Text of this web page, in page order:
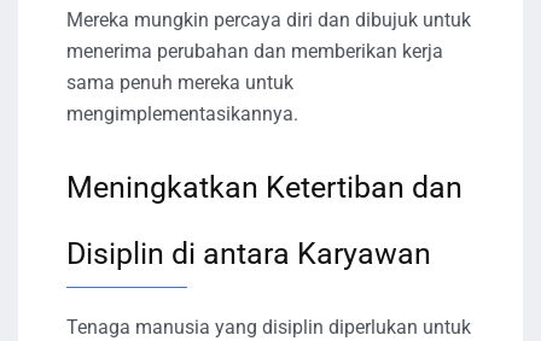
Mereka mungkin percaya diri dan dibujuk untuk
menerima perubahan dan memberikan kerja
sama penuh mereka untuk
mengimplementasikannya.
Meningkatkan Ketertiban dan
Disiplin di antara Karyawan
Tenaga manusia yang disiplin diperlukan untuk